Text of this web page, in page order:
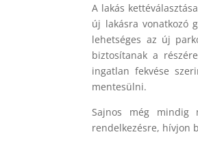
A lakás
új lakásra vonatkozó
lehetséges az új
biztosítanak a
ingatlan fekvése
mentesülni.
Sajnos még mindig
rendelkezésre, hívjon